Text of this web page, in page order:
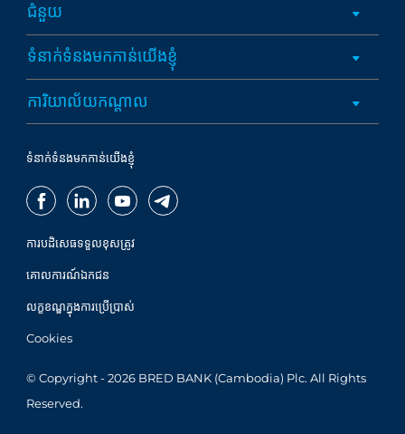
ជំនួយ
ទំនាក់ទំនងមកកាន់យើងខ្ញុំ
ការិយាល័យកណ្តាល
ទំនាក់ទំនងមកកាន់យើងខ្ញុំ
ការបដិសេធទទួលខុសត្រូវ
គោលការណ៍ឯកជន
លក្ខខណ្ឌក្នុងការប្រើប្រាស់
Cookies
© Copyright - 2026 BRED BANK (Cambodia) Plc. All Rights
Reserved.